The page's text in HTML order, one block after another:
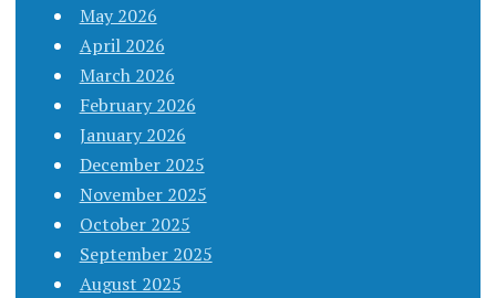
May 2026
April 2026
March 2026
February 2026
January 2026
December 2025
November 2025
October 2025
September 2025
August 2025